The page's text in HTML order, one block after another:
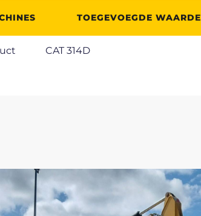
TOEGEVOEGDE WAARDE
CAT 314D